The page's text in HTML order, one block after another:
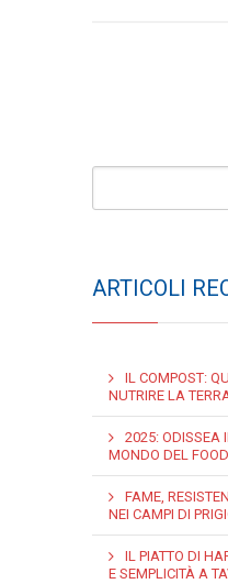
ARTICOLI
IL COMPOST:
NUTRIRE LA
2025: ODISSEA
MONDO DEL
FAME,
NEI CAMPI DI
IL PIATTO DI
E SEMPLICITÀ A